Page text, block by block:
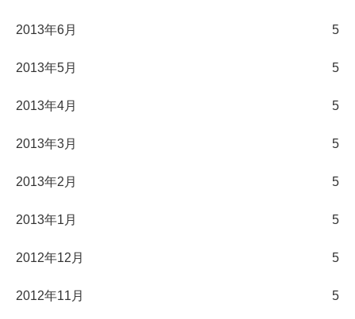
2013年6月 5
2013年5月 5
2013年4月 5
2013年3月 5
2013年2月 5
2013年1月 5
2012年12月 5
2012年11月 5